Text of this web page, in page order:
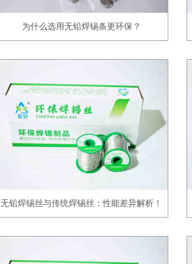
为什么选用无铅焊锡条更环保？
无铅焊锡丝与传统焊锡丝：性能差异解析！